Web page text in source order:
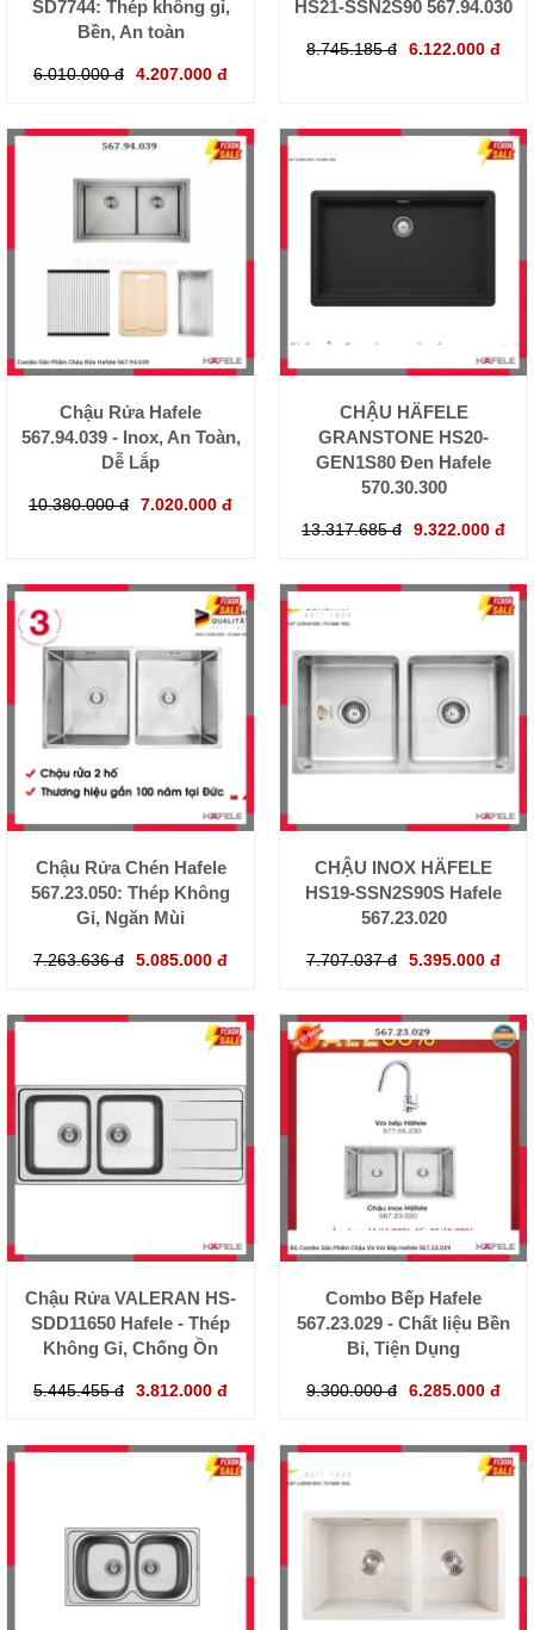
SD7744: Thép không gỉ,
Bền, An toàn
6.010.000 đ 4.207.000 đ
HS21-SSN2S90 567.94.030
8.745.185 đ 6.122.000 đ
Chậu Rửa Hafele
567.94.039 - Inox, An Toàn,
Dễ Lắp
10.380.000 đ 7.020.000 đ
CHẬU HÄFELE
GRANSTONE HS20-
GEN1S80 Đen Hafele
570.30.300
13.317.685 đ 9.322.000 đ
Chậu Rửa Chén Hafele
567.23.050: Thép Không
Gỉ, Ngăn Mùi
7.263.636 đ 5.085.000 đ
CHẬU INOX HÄFELE
HS19-SSN2S90S Hafele
567.23.020
7.707.037 đ 5.395.000 đ
Chậu Rửa VALERAN HS-
SDD11650 Hafele - Thép
Không Gỉ, Chống Ồn
5.445.455 đ 3.812.000 đ
Combo Bếp Hafele
567.23.029 - Chất liệu Bền
Bỉ, Tiện Dụng
9.300.000 đ 6.285.000 đ